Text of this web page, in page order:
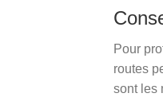
Pour
routes
sont les